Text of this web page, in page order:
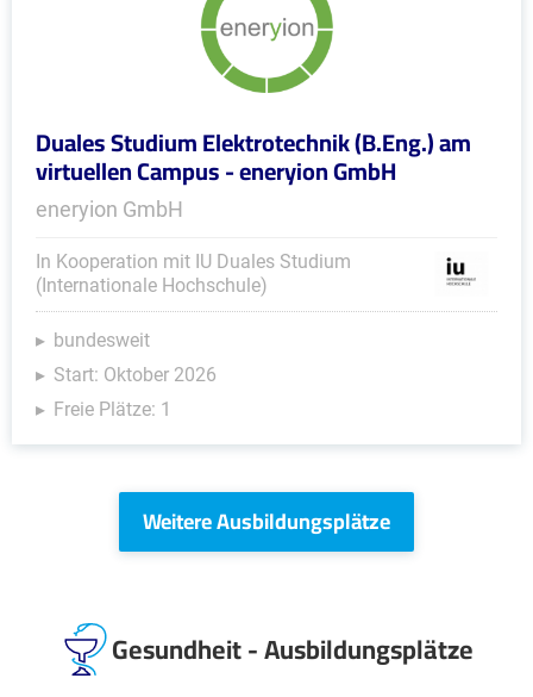
Duales Studium Elektrotechnik (B.Eng.) am
virtuellen Campus - eneryion GmbH
eneryion GmbH
In Kooperation mit IU Duales Studium
(Internationale Hochschule)
bundesweit
Start: Oktober 2026
Freie Plätze: 1
Weitere Ausbildungsplätze
Gesundheit - Ausbildungsplätze